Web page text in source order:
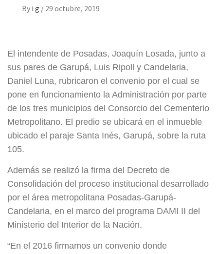
By i g / 29 octubre, 2019
El intendente de Posadas, Joaquín Losada, junto a
sus pares de Garupá, Luis Ripoll y Candelaria,
Daniel Luna, rubricaron el convenio por el cual se
pone en funcionamiento la Administración por parte
de los tres municipios del Consorcio del Cementerio
Metropolitano. El predio se ubicará en el inmueble
ubicado el paraje Santa Inés, Garupá, sobre la ruta
105.
Además se realizó la firma del Decreto de
Consolidación del proceso institucional desarrollado
por el área metropolitana Posadas-Garupá-
Candelaria, en el marco del programa DAMI II del
Ministerio del Interior de la Nación.
“En el 2016 firmamos un convenio donde